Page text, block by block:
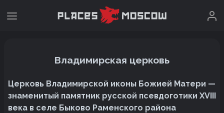
Владимирская церковь
Церковь Владимирской иконы Божией Матери —
знаменитый памятник русской псевдоготики XVIII
века в селе Быково Раменского района